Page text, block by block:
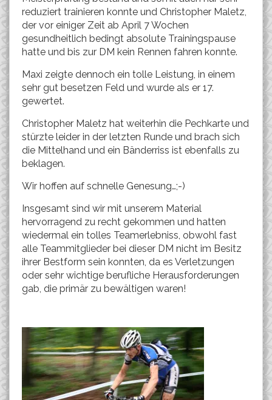
reduziert trainieren konnte und Christopher Maletz,
der vor einiger Zeit ab April 7 Wochen
gesundheitlich bedingt absolute Trainingspause
hatte und bis zur DM kein Rennen fahren konnte.
Maxi zeigte dennoch ein tolle Leistung, in einem
sehr gut besetzen Feld und wurde als er 17.
gewertet.
Christopher Maletz hat weiterhin die Pechkarte und
stürzte leider in der letzten Runde und brach sich
die Mittelhand und ein Bänderriss ist ebenfalls zu
beklagen.
Wir hoffen auf schnelle Genesung…;-)
Insgesamt sind wir mit unserem Material
hervorragend zu recht gekommen und hatten
wiedermal ein tolles Teamerlebniss, obwohl fast
alle Teammitglieder bei dieser DM nicht im Besitz
ihrer Bestform sein konnten, da es Verletzungen
oder sehr wichtige berufliche Herausforderungen
gab, die primär zu bewältigen waren!